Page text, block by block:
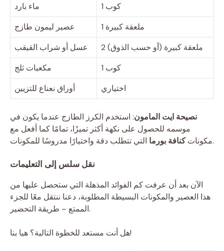
ماء بارد
1 كوب
عصير ليمون طازج
1 ملعقة كبيرة
عسل أو شراب القيقب
2 ملعقة كبيرة (أو حسب الذوق)
مكعبات ثلج
1 كوب
أوراق نعناع للتزيين
اختياري
نصيحة ايت المامون: استخدم الكرز الطازج عندما يكون في
موسمه للحصول على نكهة أكثر تميزًا، تمامًا كما أفعل مع
مكوناتكنافة بورما التي تتطلب دقة واختيارًا مدروسًا للمكونات.
نقل سلس إلى التعليمات
الآن بعد أن عرفت كم الفوائد المذهلة التي ستحصل عليها من
هذا العصير والمكونات البسيطة المطلوبة، دعنا ننتقل معًا للجزء
الممتع – طريقة التحضير.
هل أنت مستعد للخطوة التالية؟ هيا بنا!